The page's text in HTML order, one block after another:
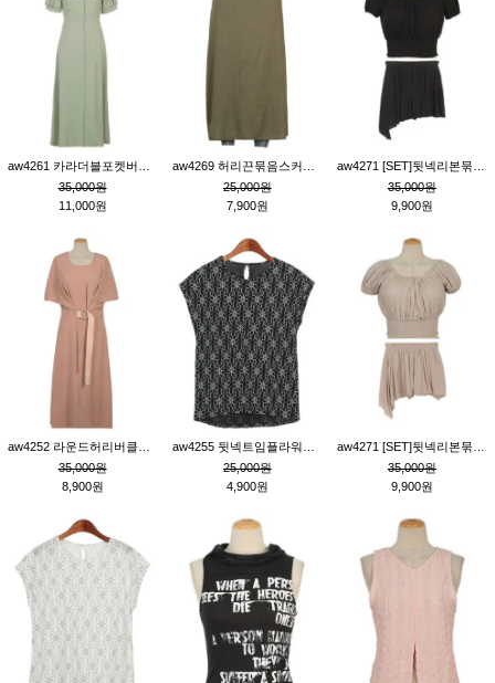
35,000원
11,000원
25,000원
7,900원
35,000원
9,900원
35,000원
8,900원
25,000원
4,900원
35,000원
9,900원